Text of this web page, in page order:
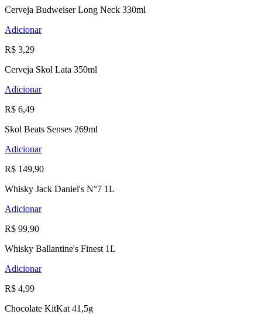
Cerveja Budweiser Long Neck 330ml
Adicionar
R$ 3,29
Cerveja Skol Lata 350ml
Adicionar
R$ 6,49
Skol Beats Senses 269ml
Adicionar
R$ 149,90
Whisky Jack Daniel's N°7 1L
Adicionar
R$ 99,90
Whisky Ballantine's Finest 1L
Adicionar
R$ 4,99
Chocolate KitKat 41,5g